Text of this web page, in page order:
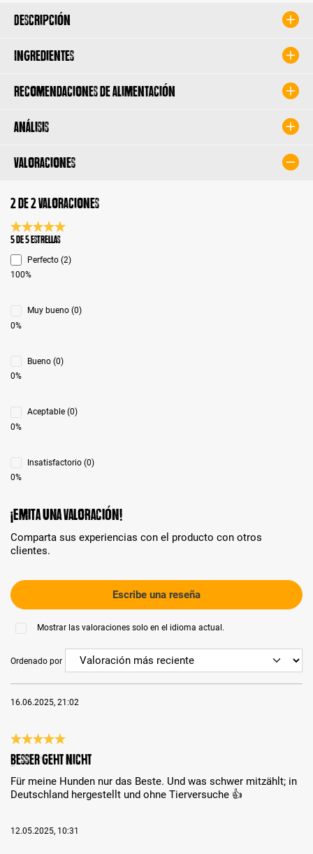
Descripción
Ingredientes
Recomendaciones de alimentación
Análisis
Valoraciones
2 de 2 valoraciones
Calificación promedio de 5 de 5 estrellas
5 de 5 Estrellas
Perfecto (2)
100%
Muy bueno (0)
0%
Bueno (0)
0%
Aceptable (0)
0%
Insatisfactorio (0)
0%
¡Emita una valoración!
Comparta sus experiencias con el producto con otros
clientes.
Escribe una reseña
Mostrar las valoraciones solo en el idioma actual.
Ordenado por
16.06.2025, 21:02
Reseña con calificación de 5 de 5 estrellas
Besser geht nicht
Für meine Hunden nur das Beste. Und was schwer mitzählt; in
Deutschland hergestellt und ohne Tierversuche 👍
12.05.2025, 10:31